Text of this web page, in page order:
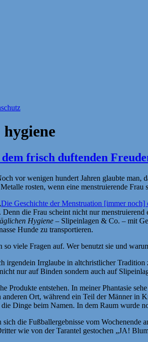
hygiene
frisch duftenden
vor wenigen hundert Jahren glaubte man,
rosten, wenn eine menstruierende Frau
Die Geschichte der Menstruation [immer
Denn die Frau scheint nicht nur
Hygiene – Slipeinlagen & Co. – mit
Hunde zu transportieren.
so viele Fragen auf. Wer benutzt sie und
irgendein Irrglaube in altchristlicher
nur auf Binden sondern auch auf
Produkte entstehen. In meiner Phantasie
anderen Ort, während ein Teil der Männer in
Dinge beim Namen. In dem Raum wurde
sich die Fußballergebnisse vom
wie von der Tarantel gestochen „JA!